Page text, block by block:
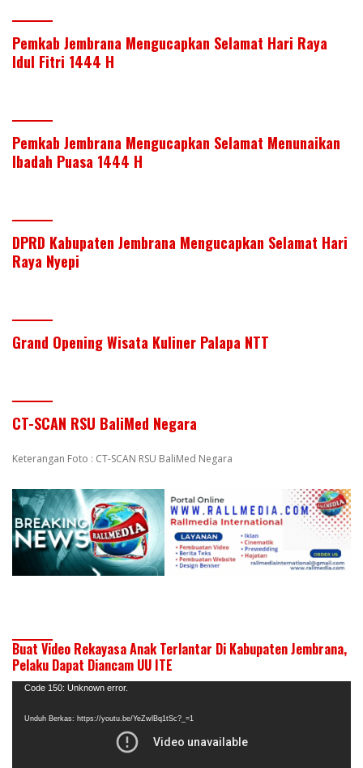
Pemkab Jembrana Mengucapkan Selamat Hari Raya
Idul Fitri 1444 H
Pemkab Jembrana Mengucapkan Selamat Menunaikan
Ibadah Puasa 1444 H
DPRD Kabupaten Jembrana Mengucapkan Selamat Hari
Raya Nyepi
Grand Opening Wisata Kuliner Palapa NTT
CT-SCAN RSU BaliMed Negara
Keterangan Foto : CT-SCAN RSU BaliMed Negara
Buat Video Rekayasa Anak Terlantar Di Kabupaten Jembrana,
Pelaku Dapat Diancam UU ITE
Pemutar
Code 150: Unknown error.
Unduh Berkas: https://youtu.be/YeZwlBq1tSc?_=1